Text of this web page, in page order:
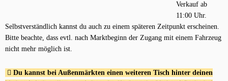
Verkauf ab
11:00 Uhr.
Selbstverständlich kannst du auch zu einem späteren Zeitpunkt erscheinen.
Bitte beachte, dass evtl. nach Marktbeginn der Zugang mit einem Fahrzeug
nicht mehr möglich ist.
Du kannst bei Außenmärkten einen weiteren Tisch hinter deinen